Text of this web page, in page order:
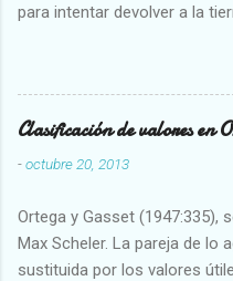
para intentar devolver a la
Clasificación de valores en
-octubre 20, 2013
Ortega y Gasset (1947:335),
Max Scheler. La pareja de lo
sustituida por los valores